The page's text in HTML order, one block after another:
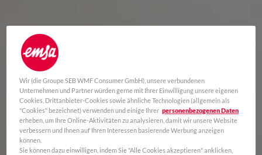
Wir (die Groupe SEB WMF Consumer GmbH), unsere verbundenen
Unternehmen und Partner würden gerne mit Ihrer Einwilligung unsere eigenen
Cookies, Drittanbieter-Cookies sowie ähnliche Technologien (allgemein als
"Cookies" bezeichnet) verwenden und einige Ihrer personenbezogenen Daten
erheben, um Ihre Online-Aktivitäten zu analysieren, damit wir unsere Website
verbessern und Ihnen auf Ihren Interessen basierende Werbung anzeigen
können.
Sie können dazu einwilligen, indem Sie "Alle Cookies akzeptieren" anklicken,